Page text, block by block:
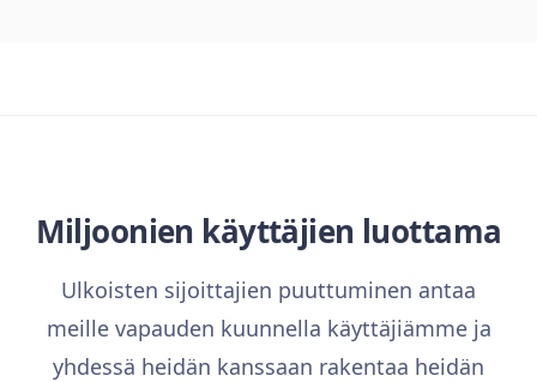
Miljoonien käyttäjien luottama
Ulkoisten sijoittajien puuttuminen antaa
meille vapauden kuunnella käyttäjiämme ja
yhdessä heidän kanssaan rakentaa heidän